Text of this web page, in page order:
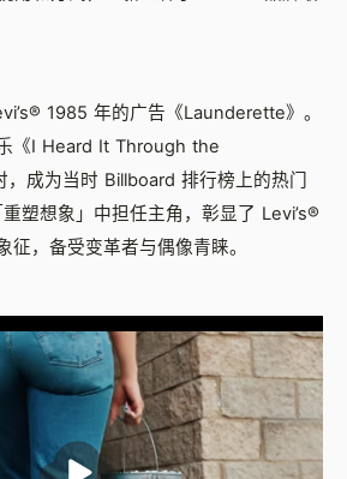
1985 年的广告《Launderette》。
《I Heard It Through the
，成为当时 Billboard 排行榜上的热门
塑想象」中担任主角，彰显了 Levi’s®
征，备受变革者与偶像青睐。